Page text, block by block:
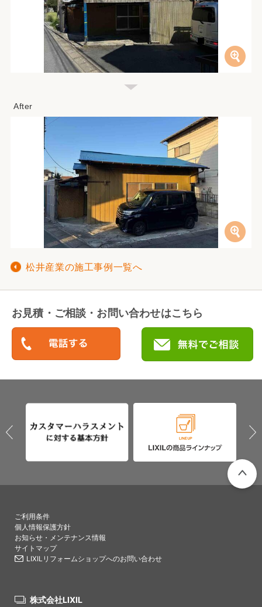
松井産業の施工事例一覧へ
お見積・ご相談・お問い合わせはこちら
ご利用条件
個人情報保護方針
お知らせ・メンテナンス情報
サイトマップ
LIXILリフォームショップへのお問い合わせ
株式会社LIXIL